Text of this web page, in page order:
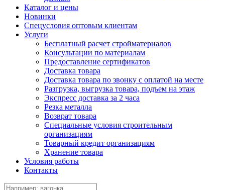
Каталог и цены
Новинки
Спецусловия оптовым клиентам
Услуги
Бесплатный расчет стройматериалов
Консультации по материалам
Предоставление сертификатов
Доставка товара
Доставка товара по звонку с оплатой на месте
Разгрузка, выгрузка товара, подъем на этаж
Экспресс доставка за 2 часа
Резка металла
Возврат товара
Специальные условия строительным
организациям
Товарный кредит организациям
Хранение товара
Условия работы
Контакты